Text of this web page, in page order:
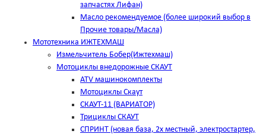
запчастях Лифан)
Масло рекомендуемое (более широкий выбор в
Прочие товары/Масла)
Мототехника ИЖТЕХМАШ
Измельчитель Бобер(Ижтехмаш)
Мотоциклы внедорожные СКАУТ
ATV машинокомплекты
Мотоциклы Скаут
СКАУТ-11 (ВАРИАТОР)
Трициклы СКАУТ
СПРИНТ (новая база, 2х местный, электростартер,